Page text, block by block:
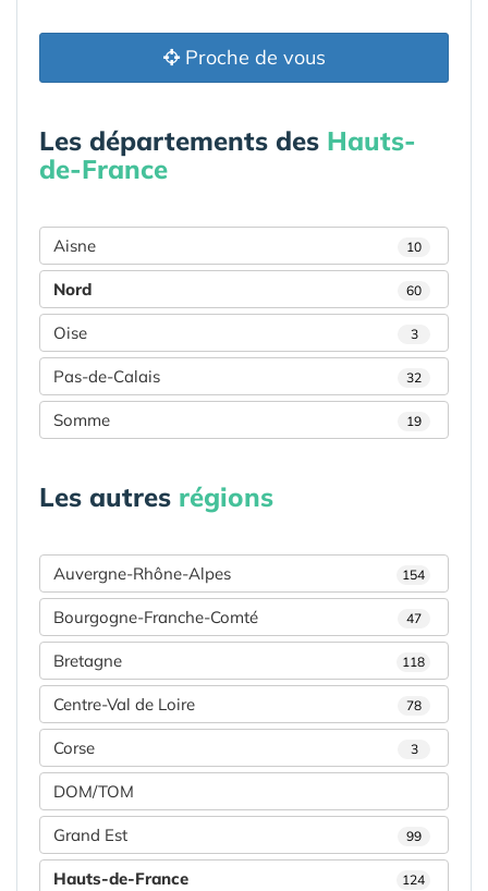
Proche de vous
Les départements des Hauts-
de-France
Aisne 10
Nord 60
Oise 3
Pas-de-Calais 32
Somme 19
Les autres régions
Auvergne-Rhône-Alpes 154
Bourgogne-Franche-Comté 47
Bretagne 118
Centre-Val de Loire 78
Corse 3
DOM/TOM
Grand Est 99
Hauts-de-France 124